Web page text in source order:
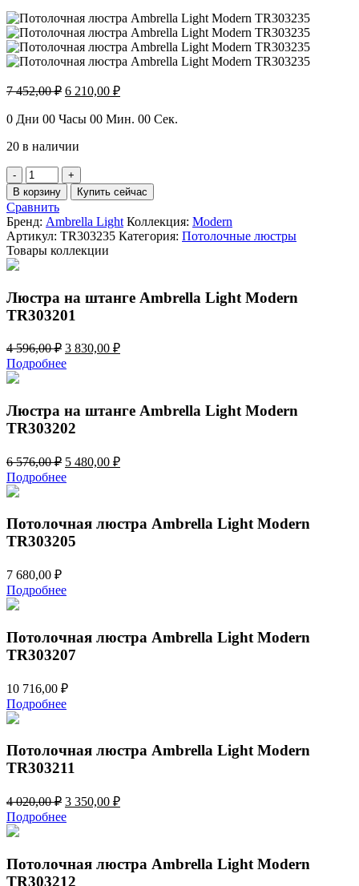
7 452,00₽ Первоначальная
составляла
452,00 ₽.
6 210,00 ₽Текущая
6
0 Дни 00 Часы 00 Мин. 00 Сек.
20 в наличии
Количество
товара
Потолочная
люстра
Ambrella
Light
Modern
В корзину Купить сейчас
Сравнить
Бренд: Ambrella Light Коллекция: Modern
Артикул: TR303235 Категория: Потолочные люстры
Товары коллекции
Люстра на штанге Ambrella Light Modern
TR303201
4 596,00₽ Первоначальная
цена
составляла
3 830,00 ₽Текущая
Подробнее
Люстра на штанге Ambrella Light Modern
TR303202
6 576,00₽ Первоначальная
цена
составляла
576,00 ₽.
5 480,00 ₽Текущая
Подробнее
Потолочная люстра Ambrella Light Modern
TR303205
7 680,00 ₽
Подробнее
Потолочная люстра Ambrella Light Modern
TR303207
10 716,00 ₽
Подробнее
Потолочная люстра Ambrella Light Modern
TR303211
4 020,00₽ Первоначальная
цена
составляла
3 350,00 ₽Текущая
Подробнее
Потолочная люстра Ambrella Light Modern
TR303212